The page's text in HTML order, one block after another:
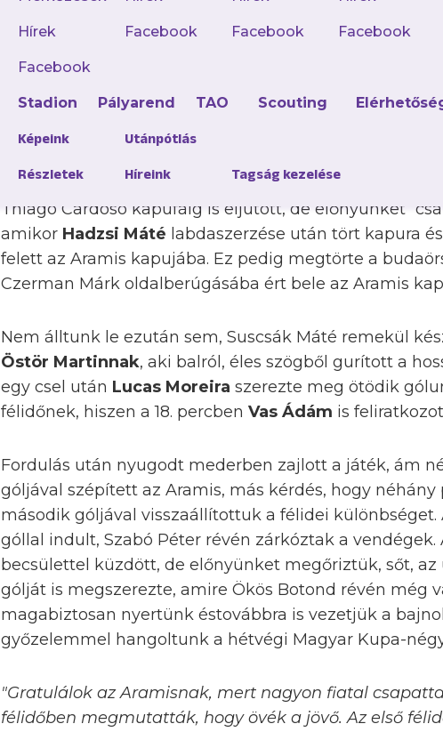
Hírek
Facebook
Facebook Facebook Facebook
Stadion Pályarend TAO Scouting
Képeink Utánpótlás
Részletek Híreink Tagság kezelése
A Magyar Kupa négyes döntője előtt, egy hónap után
ezúttal 31 másodperc kellett, hogy bevegye a
alaphangját.
Csapatunk irányította a meccset, gólunk után is
Thiago Cardoso kapufáig is eljutott, de előnyünket
amikor Hadzsi Máté labdaszerzése után tört kapura
felett az Aramis kapujába. Ez pedig megtörte a
Czerman Márk oldalberúgásába ért bele az Aramis
Nem álltunk le ezután sem, Suscsák Máté remekül
Östör Martinnak, aki balról, éles szögből gurított a
egy csel után Lucas Moreira szerezte meg ötödik
félidőnek, hiszen a 18. percbenVas Ádám is
Fordulás után nyugodt mederben zajlott a játék, ám
góljával szépített az Aramis, más kérdés, hogy néhány
második góljával visszaállítottuk a félidei
góllal indult, Szabó Péter révén zárkóztak a
becsülettel küzdött, de előnyünket megőriztük, sőt, az
gólját is megszerezte, amire Ökös Botond révén még
magabiztosan nyertünk éstovábbra is vezetjük a
győzelemmel hangoltunk a hétvégi Magyar Kupa-
"Gratulálok az Aramisnak, mert nagyon fiatal
félidőben megmutatták, hogy övék a jövő. Az első